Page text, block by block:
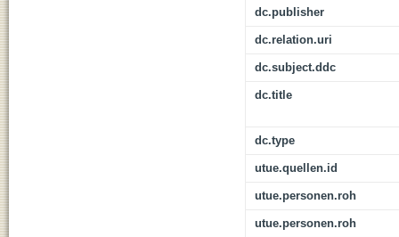
dc.publisher
dc.relation.uri
dc.subject.ddc
dc.title
dc.type
utue.quellen.id
utue.personen.roh
utue.personen.roh